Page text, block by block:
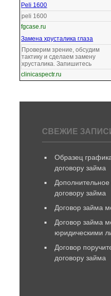
Peli 1600
peli 1600
fgcase.ru
Замена хрусталика глаза
Проверим зрение, обсудим
тактику и сделаем замену
хрусталика. Запишитесь
clinicaspectr.ru
СВЕЖИЕ
Образец
договору займа
договору займа
Договор займа
Договор займа
юридическими
Договор
договору займа